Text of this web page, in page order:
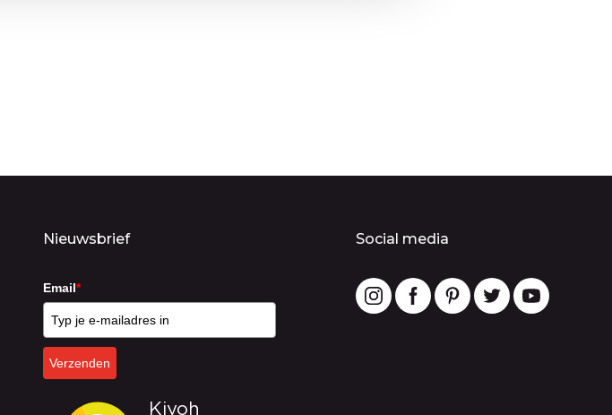
Nieuwsbrief
Email*
Verzenden
Social media